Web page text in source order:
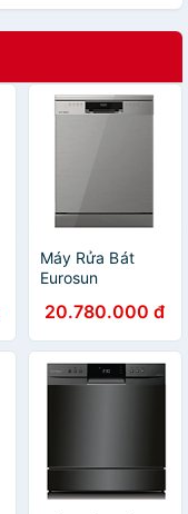
Máy Rửa Bát
Eurosun
Hàng Chính Hãng
20.780.000 đ